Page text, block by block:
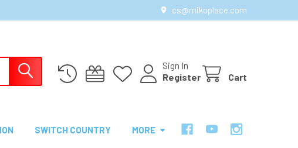
cs@mikoplace.com
Sign In
Register
Cart
SWITCH COUNTRY MORE